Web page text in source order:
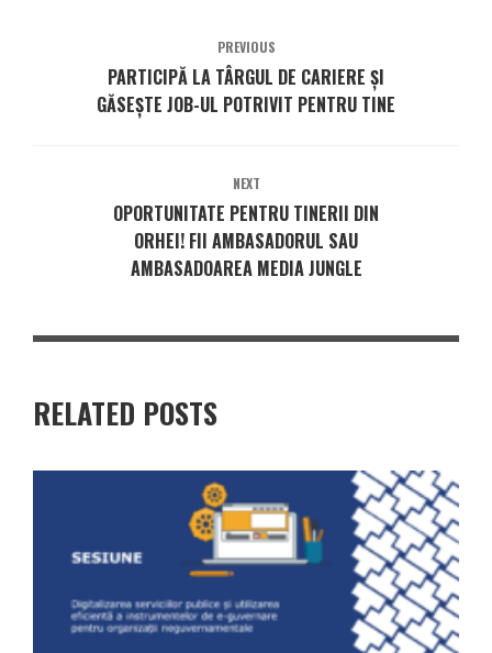
PREVIOUS
PARTICIPĂ LA TÂRGUL DE CARIERE ȘI
GĂSEȘTE JOB-UL POTRIVIT PENTRU TINE
NEXT
OPORTUNITATE PENTRU TINERII DIN
ORHEI! FII AMBASADORUL SAU
AMBASADOAREA MEDIA JUNGLE
RELATED POSTS